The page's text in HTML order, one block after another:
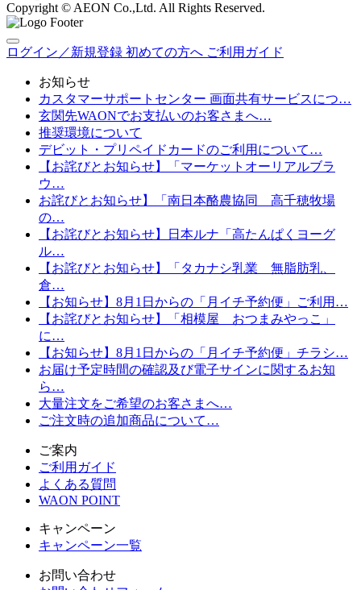
Copyright © AEON Co.,Ltd. All Rights Reserved.
ログイン／新規登録 初めての方へ ご利用ガイド
お知らせ
カスタマーサポートセンター 画面共有サービスにつ…
玄関先WAONでお支払いのお客さまへ…
推奨環境について
デビット・プリペイドカードのご利用について…
【お詫びとお知らせ】「マーケットオーリアルブラ
ウ…
お詫びとお知らせ】「南日本酪農協同 高千穂牧場
の…
【お詫びとお知らせ】日本ルナ「高たんぱくヨーグ
ル…
【お詫びとお知らせ】「タカナシ乳業 無脂肪乳、
倉…
【お知らせ】8月1日からの「月イチ予約便」ご利用…
【お詫びとお知らせ】「相模屋 おつまみやっこ」
に…
【お知らせ】8月1日からの「月イチ予約便」チラシ…
お届け予定時間の確認及び電子サインに関するお知
ら…
大量注文をご希望のお客さまへ…
ご注文時の追加商品について…
ご案内
ご利用ガイド
よくある質問
WAON POINT
キャンペーン
キャンペーン一覧
お問い合わせ